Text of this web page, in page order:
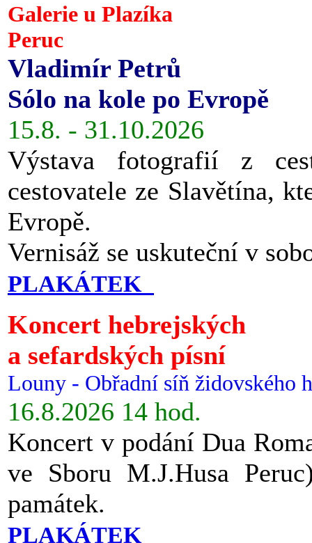
Galerie u Plazíka
Peruc
Vladimír Petrů
Sólo na kole po Evropě
15.8. - 31.10.2026
Výstava fotografií z
cestovatele ze Slavětína,
Evropě.
Vernisáž se uskuteční v
PLAKÁTEK
Koncert hebrejských
a sefardských písní
Louny - Obřadní síň židovského
16.8.2026 14 hod.
Koncert v podání Dua
ve Sboru M.J.Husa
památek.
PLAKÁTEK